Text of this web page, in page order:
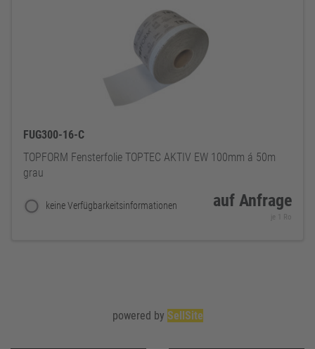
FUG300-16-C
TOPFORM Fensterfolie TOPTEC AKTIV EW 100mm á 50m
grau
keine Verfügbarkeitsinformationen auf Anfrage
je 1 Ro
powered by SellSite